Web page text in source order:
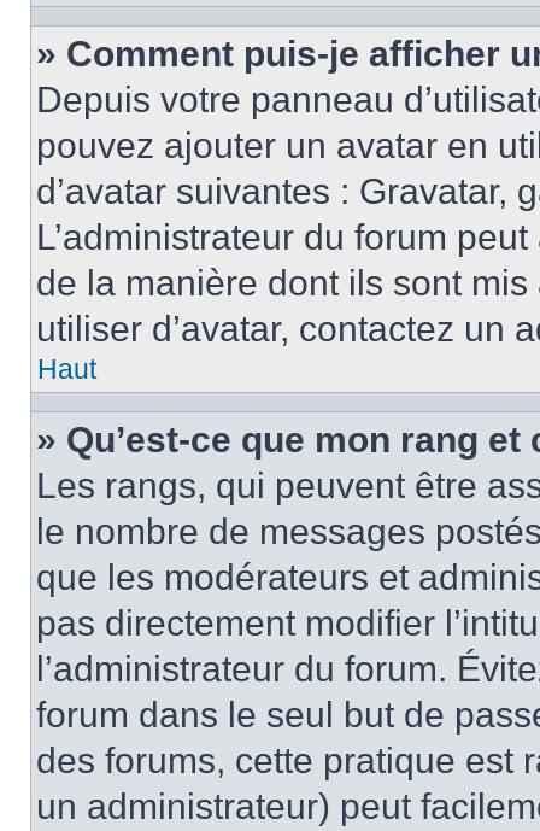
» Comment puis-je afficher
Depuis votre panneau
pouvez ajouter un avatar en
d’avatar suivantes : Gravatar,
L’administrateur du forum
de la manière dont ils sont
utiliser d’avatar, contactez un
Haut
» Qu’est-ce que mon rang
Les rangs, qui peuvent être
le nombre de messages
que les modérateurs et
pas directement modifier
l’administrateur du forum.
forum dans le seul but de
des forums, cette pratique est
un administrateur) peut